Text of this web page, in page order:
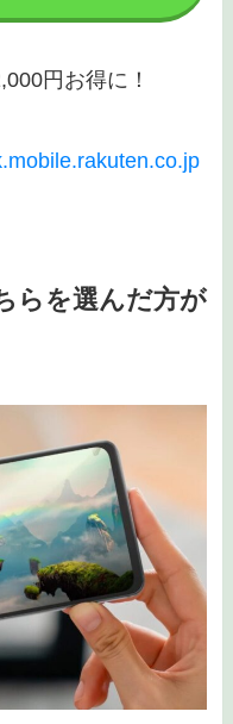
円お得に！
らを選んだ方が